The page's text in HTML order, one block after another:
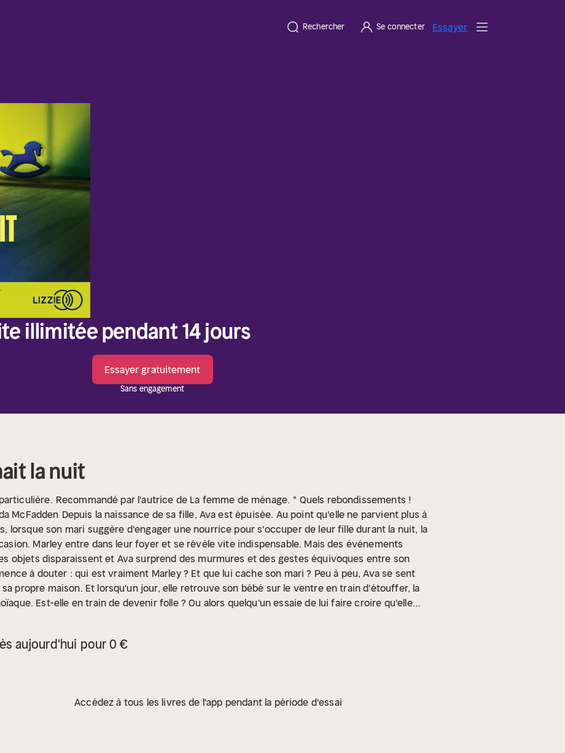
Rechercher Se connecter Essayer
illimitée pendant 14 jours
Essayer gratuitement
Sans engagement
la nuit
Recommandé par l'autrice de La femme de ménage. " Quels rebondissements !
McFadden Depuis la naissance de sa fille, Ava est épuisée. Au point qu'elle ne parvient plus à
lorsque son mari suggère d'engager une nourrice pour s'occuper de leur fille durant la nuit, la
Marley entre dans leur foyer et se révèle vite indispensable. Mais des événements
objets disparaissent et Ava surprend des murmures et des gestes équivoques entre son
à douter : qui est vraiment Marley ? Et que lui cache son mari ? Peu à peu, Ava se sent
propre maison. Et lorsqu'un jour, elle retrouve son bébé sur le ventre en train d'étouffer, la
Est-elle en train de devenir folle ? Ou alors quelqu'un essaie de lui faire croire qu'elle
aujourd'hui pour 0 €
Accédez à tous les livres de l'app pendant la période d'essai